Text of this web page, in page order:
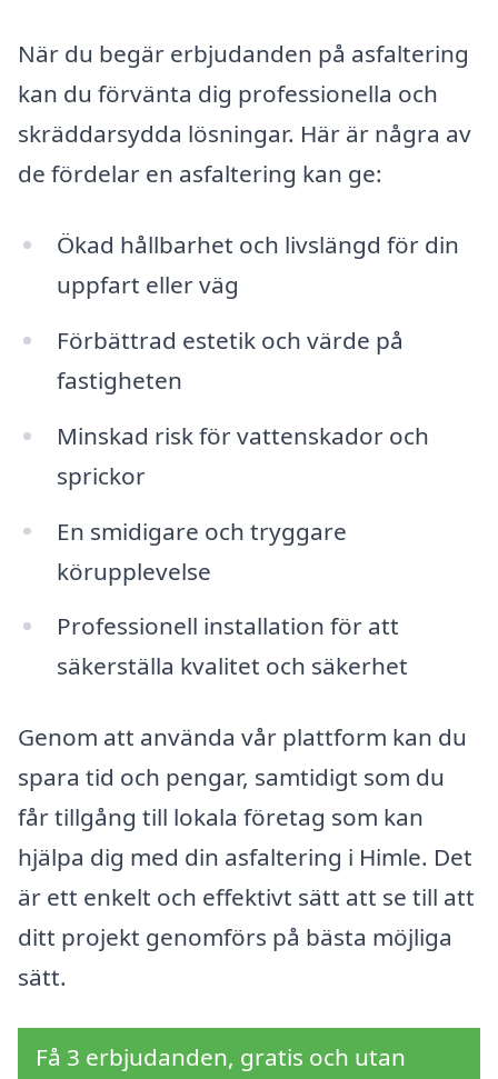
När du begär erbjudanden på asfaltering
kan du förvänta dig professionella och
skräddarsydda lösningar. Här är några av
de fördelar en asfaltering kan ge:
Ökad hållbarhet och livslängd för din
uppfart eller väg
Förbättrad estetik och värde på
fastigheten
Minskad risk för vattenskador och
sprickor
En smidigare och tryggare
körupplevelse
Professionell installation för att
säkerställa kvalitet och säkerhet
Genom att använda vår plattform kan du
spara tid och pengar, samtidigt som du
får tillgång till lokala företag som kan
hjälpa dig med din asfaltering i Himle. Det
är ett enkelt och effektivt sätt att se till att
ditt projekt genomförs på bästa möjliga
sätt.
Få 3 erbjudanden, gratis och utan